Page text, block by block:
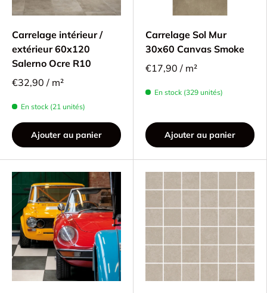
Carrelage intérieur /
extérieur 60x120
Salerno Ocre R10
€32,90 / m²
En stock (21 unités)
Ajouter au panier
Carrelage Sol Mur
30x60 Canvas Smoke
€17,90 / m²
En stock (329 unités)
Ajouter au panier